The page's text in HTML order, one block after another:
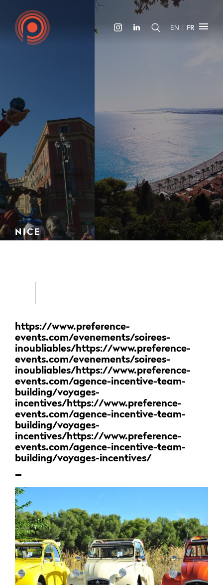
EN | FR
NICE
https://www.preference-
events.com/evenements/soirees-
inoubliables/https://www.preference-
events.com/evenements/soirees-
inoubliables/https://www.preference-
events.com/agence-incentive-team-
building/voyages-
incentives/https://www.preference-
events.com/agence-incentive-team-
building/voyages-
incentives/https://www.preference-
events.com/agence-incentive-team-
building/voyages-incentives/